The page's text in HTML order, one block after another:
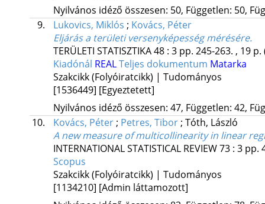
Nyilvános idéző összesen: 50, Független: 50,
9.
Lukovics, Miklós ; Kovács, Péter
Eljárás a területi versenyképesség mérésére.
TERÜLETI STATISZTIKA48: 3 pp. 245-263. , 19 p.
Kiadónál REALTeljes dokumentum Matarka
Szakcikk (Folyóiratcikk) | Tudományos
[1536449] [Egyeztetett]
Nyilvános idéző összesen: 47, Független: 42,
10.
Kovács, Péter; Petres, Tibor; Tóth, László
A new measure of multicollinearity in linear
INTERNATIONAL STATISTICAL REVIEW73: 3 pp.
Scopus
Szakcikk (Folyóiratcikk) | Tudományos
[1134210] [Admin láttamozott]